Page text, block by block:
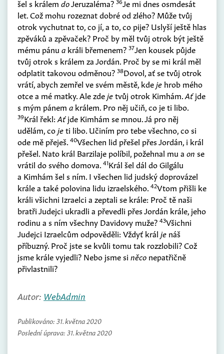
šel s králem doJeruzaléma?
Je mi dnes osmdesát
let. Což mohu rozeznat dobré od zlého? Může tvůj
otrok vychutnat to, co jí, a to, co pije? Uslyší ještě hlas
zpěváků a zpěvaček? Proč by měl tvůj otrok být ještě
mému pánu a králi břemenem? 37Jen kousek půjde
tvůj otrok s králem za Jordán. Proč by se mi král měl
odplatit takovou odměnou? 38Dovol, ať se tvůj otrok
vrátí, abych zemřel ve svém městě, kdeje hrob mého
otce a mé matky. Ale zdejetvůj otrok Kimhám.Aťjde
s mým pánem a králem. Pro něj učiň, co je ti libo.
39Král řekl: Aťjde Kimhám se mnou. Já pro něj
udělám, cojeti libo. Učiním pro tebe všechno, co si
ode mě přeješ. 40Všechen lid přešel přes Jordán, i král
přešel. Nato král Barzilaje políbil, požehnal mu a on se
vrátil do svého domova. 41Král šel dál do Gilgálu
a Kimhám šel s ním. I všechen lid judský doprovázel
krále a také polovina lidu izraelského. 42Vtom přišli ke
králi všichni Izraelci a zeptali se krále: Proč tě naši
bratři Judejci ukradli a převedli přes Jordán krále, jeho
rodinu a s ním všechny Davidovy muže? 43Všichni
Judejci Izraelcům odpověděli: Vždyť král je náš
příbuzný. Proč jste se kvůli tomu tak rozzlobili? Což
jsme krále vyjedli? Nebo jsme si něco nepatřičně
přivlastnili?
Autor: WebAdmin
Publikováno: 31. května 2020
Poslední úprava: 31. května 2020